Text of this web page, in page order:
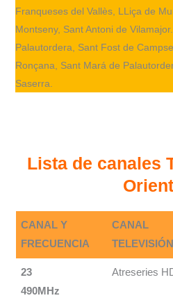
Franqueses del Vallès, LLiça de
Montseny, Sant Antoni de
Palautordera, Sant Fost de
Ronçana, Sant Mará de
Saserra.
Lista de canales
CANAL Y
FRECUENCIA
CANAL
TELEVISIÓN
23
490MHz
Atreseries